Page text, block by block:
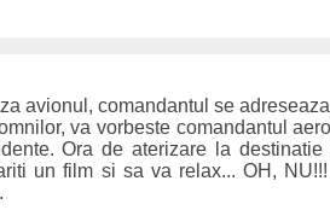
avionul, comandantul se
va vorbeste comandantul
Ora de aterizare la
un film si sa va relax... OH,